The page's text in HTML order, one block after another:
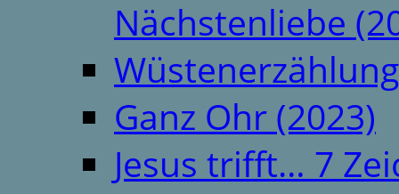
Nächstenliebe
Ganz Ohr (2023)
Jesus trifft… 7